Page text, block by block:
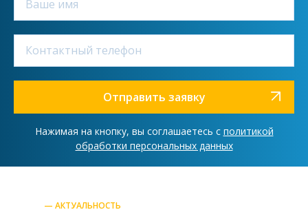
Отправить заявку
Нажимая на кнопку, вы соглашаетесь с политикой
обработки персональных данных
— АКТУАЛЬНОСТЬ